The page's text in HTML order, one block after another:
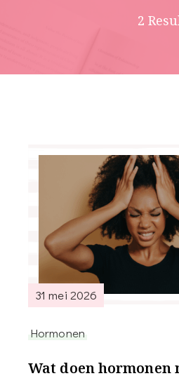
2
31 mei 2026
Hormonen
Wat doen hormonen